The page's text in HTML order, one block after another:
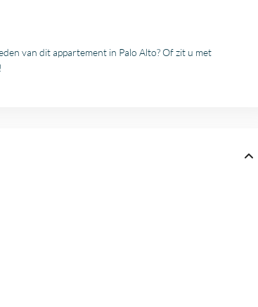
van dit appartement in Palo Alto? Of zit u met
!